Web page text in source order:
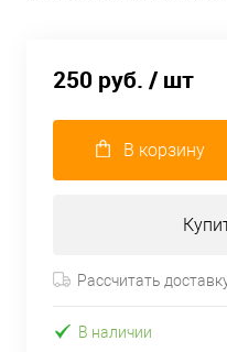
250 руб. / шт
В корзину
Рассчитать
В наличии